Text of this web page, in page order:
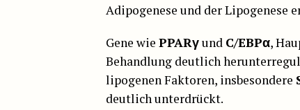
Adipogenese und der Lipogenese
Gene wie PPARγund C/EBPα,
Behandlung deutlich
lipogenen Faktoren, insbesondere
deutlich unterdrückt.